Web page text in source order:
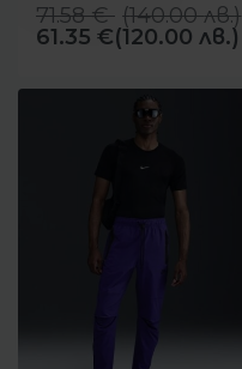
71.58€ (140.00лв.)
61.35 €(120.00 лв.)